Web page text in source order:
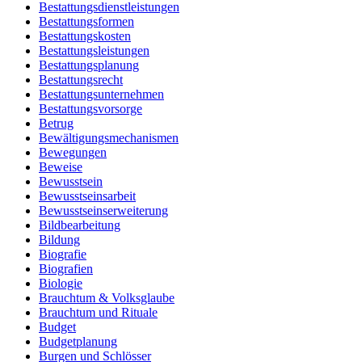
Bestattungsdienstleistungen
Bestattungsformen
Bestattungskosten
Bestattungsleistungen
Bestattungsplanung
Bestattungsrecht
Bestattungsunternehmen
Bestattungsvorsorge
Betrug
Bewältigungsmechanismen
Bewegungen
Beweise
Bewusstsein
Bewusstseinsarbeit
Bewusstseinserweiterung
Bildbearbeitung
Bildung
Biografie
Biografien
Biologie
Brauchtum & Volksglaube
Brauchtum und Rituale
Budget
Budgetplanung
Burgen und Schlösser